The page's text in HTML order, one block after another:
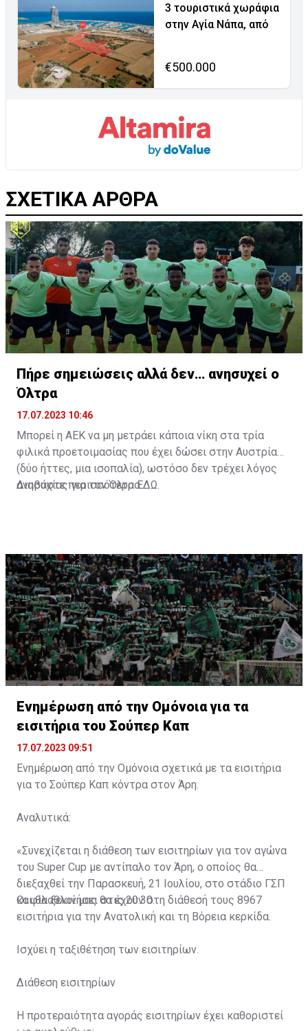
3 τουριστικά χωράφια
στην Αγία Νάπα, από
€500.000
ΣΧΕΤΙΚΑ ΑΡΘΡΑ
Πήρε σημειώσεις αλλά δεν… ανησυχεί ο
Όλτρα
17.07.2023 10:46
Μπορεί η ΑΕΚ να μη μετράει κάποια νίκη στα τρία
φιλικά προετοιμασίας που έχει δώσει στην Αυστρία
(δύο ήττες, μια ισοπαλία), ωστόσο δεν τρέχει λόγος
ανησυχίας για τον Όλτρα.
Διαβάστε περισσότεραΕΔΩ.
Ενημέρωση από την Ομόνοια για τα
εισιτήρια του Σούπερ Καπ
17.07.2023 09:51
Ενημέρωση από την Ομόνοια σχετικά με τα εισιτήρια
για το Σούπερ Καπ κόντρα στον Άρη.
Αναλυτικά:
«Συνεχίζεται η διάθεση των εισιτηρίων για τον αγώνα
του Super Cup με αντίπαλο τον Άρη, ο οποίος θα
διεξαχθεί την Παρασκευή, 21 Ιουλίου, στο στάδιο ΓΣΠ
και θα ξεκινήσει στις 20:30.
Οι φίλαθλοί μας θα έχουν στη διάθεσή τους 8967
εισιτήρια για την Ανατολική και τη Βόρεια κερκίδα.
Ισχύει η ταξιθέτηση των εισιτηρίων.
Διάθεση εισιτηρίων
Η προτεραιότητα αγοράς εισιτηρίων έχει καθοριστεί